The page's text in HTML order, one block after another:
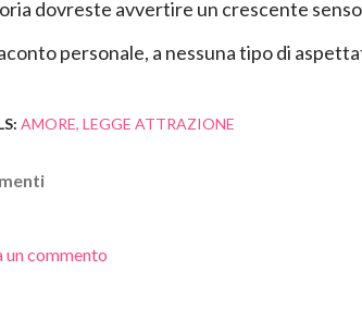
dovreste avvertire un crescente
personale, a nessuna tipo di
AMORE LEGGE ATTRAZIONE
un commento